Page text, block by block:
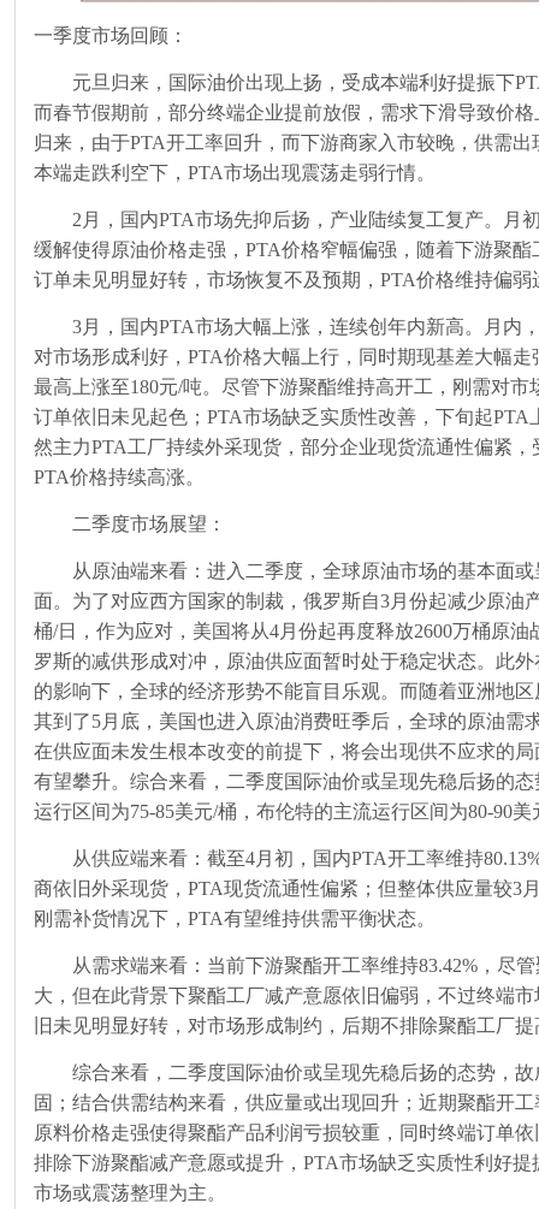
一季度市场回顾：
元旦归来，国际油价出现上扬，受成本端利好提振下
而春节假期前，部分终端企业提前放假，需求下滑导致价
归来，由于PTA开工率回升，而下游商家入市较晚，供需
本端走跌利空下，PTA市场出现震荡走弱行情。
2月，国内PTA市场先抑后扬，产业陆续复工复产。月
缓解使得原油价格走强，PTA价格窄幅偏强，随着下游聚
订单未见明显好转，市场恢复不及预期，PTA价格维持偏弱
3月，国内PTA市场大幅上涨，连续创年内新高。月内
对市场形成利好，PTA价格大幅上行，同时期现基差大幅走
最高上涨至180元/吨。尽管下游聚酯维持高开工，刚需对市
订单依旧未见起色；PTA市场缺乏实质性改善，下旬起PTA
然主力PTA工厂持续外采现货，部分企业现货流通性偏紧
PTA价格持续高涨。
二季度市场展望：
从原油端来看：进入二季度，全球原油市场的基本面
面。为了对应西方国家的制裁，俄罗斯自3月份起减少原油
桶/日，作为应对，美国将从4月份起再度释放2600万桶原油
罗斯的减供形成对冲，原油供应面暂时处于稳定状态。此
的影响下，全球的经济形势不能盲目乐观。而随着亚洲地
其到了5月底，美国也进入原油消费旺季后，全球的原油需
在供应面未发生根本改变的前提下，将会出现供不应求的
有望攀升。综合来看，二季度国际油价或呈现先稳后扬的
运行区间为75-85美元/桶，布伦特的主流运行区间为80-90美
从供应端来看：截至4月初，国内PTA开工率维持
商依旧外采现货，PTA现货流通性偏紧；但整体供应量较3
刚需补货情况下，PTA有望维持供需平衡状态。
从需求端来看：当前下游聚酯开工率维持83.42% ，尽
大，但在此背景下聚酯工厂减产意愿依旧偏弱，不过终端
旧未见明显好转，对市场形成制约，后期不排除聚酯工厂
综合来看，二季度国际油价或呈现先稳后扬的态势，
固；结合供需结构来看，供应量或出现回升；近期聚酯开
原料价格走强使得聚酯产品利润亏损较重，同时终端订单
排除下游聚酯减产意愿或提升，PTA市场缺乏实质性利好提
市场或震荡整理为主。